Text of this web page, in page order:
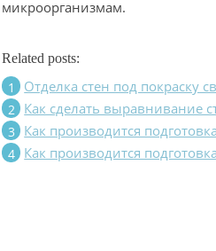
микроорганизмам.
Related posts:
Отделка стен под покраску
Как сделать выравнивание
Как производится
Как производится